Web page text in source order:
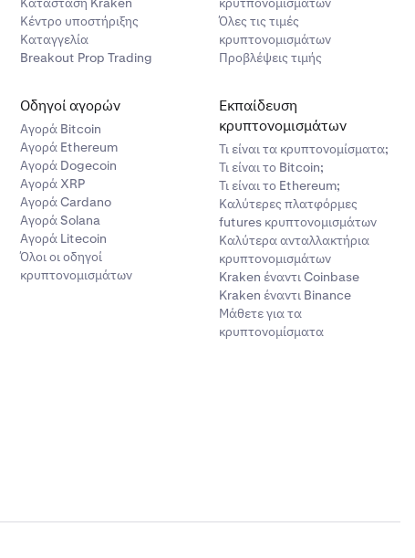
Κέντρο υποστήριξης
Καταγγελία
Breakout Prop Trading
Όλες τις τιμές
κρυπτονομισμάτων
Προβλέψεις τιμής
Οδηγοί αγορών
Αγορά Bitcoin
Αγορά Ethereum
Αγορά Dogecoin
Αγορά XRP
Αγορά Cardano
Αγορά Solana
Αγορά Litecoin
Όλοι οι οδηγοί
κρυπτονομισμάτων
Εκπαίδευση
κρυπτονομισμάτων
Τι είναι τα κρυπτονομίσματα;
Τι είναι το Bitcoin;
Τι είναι το Ethereum;
Καλύτερες πλατφόρμες
futures κρυπτονομισμάτων
Καλύτερα ανταλλακτήρια
κρυπτονομισμάτων
Kraken έναντι Coinbase
Kraken έναντι Binance
Μάθετε για τα
κρυπτονομίσματα